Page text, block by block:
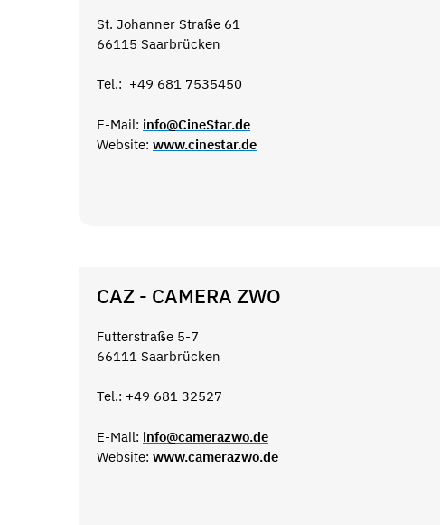
St. Johanner Straße 61
66115 Saarbrücken
Tel.: +49 681 7535450
E-Mail: info@CineStar.de
Website: www.cinestar.de
CAZ - CAMERA ZWO
Futterstraße 5-7
66111 Saarbrücken
Tel.: +49 681 32527
E-Mail: info@camerazwo.de
Website: www.camerazwo.de